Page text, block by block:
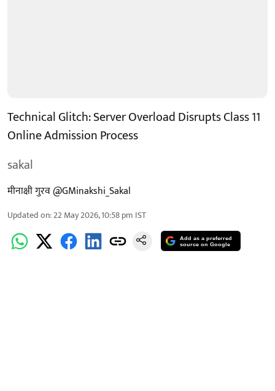
Technical Glitch: Server Overload Disrupts Class 11
Online Admission Process
sakal
मीनाक्षी गुरव @GMinakshi_Sakal
Updated on:22 May 2026, 10:58 pm IST
Add as a preferred
source on Google